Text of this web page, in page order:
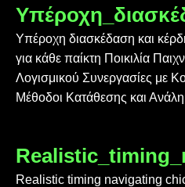
Υπέροχη διασκέδαση και
για κάθε παίκτη Ποικιλία
Λογισμικού Συνεργασίες με
Μέθοδοι Κατάθεσης και
Realistic timing navigating